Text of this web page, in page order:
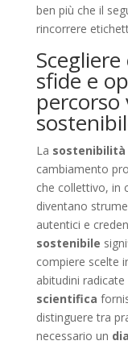
ben più che il
rincorrere
sfide e
percorso
La
cambiamento
che collettivo, in
diventano
autentici e
sostenibile
compiere scelte
abitudini
scientifica
distinguere tra
necessario un